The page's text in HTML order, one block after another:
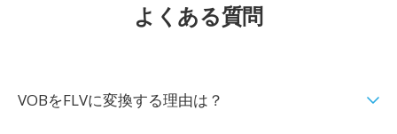
よくある質問
VOBをFLVに変換する理由は？